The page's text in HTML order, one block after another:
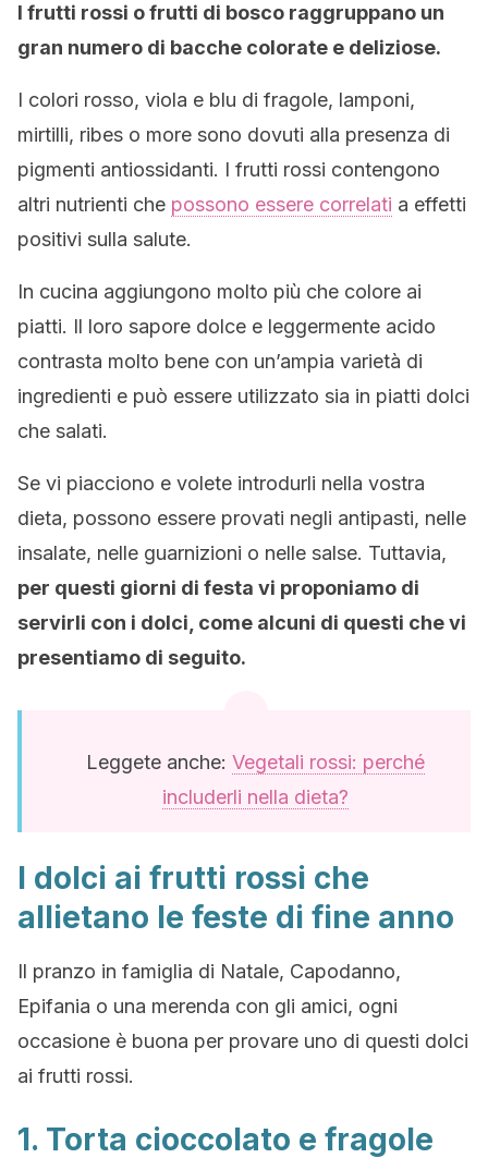
I frutti rossi o frutti di bosco raggruppano un
gran numero di bacche colorate e deliziose.
I colori rosso, viola e blu di fragole, lamponi,
mirtilli, ribes o more sono dovuti alla presenza di
pigmenti antiossidanti. I frutti rossi contengono
altri nutrienti che possono essere correlati a effetti
positivi sulla salute.
In cucina aggiungono molto più che colore ai
piatti. Il loro sapore dolce e leggermente acido
contrasta molto bene con un’ampia varietà di
ingredienti e può essere utilizzato sia in piatti dolci
che salati.
Se vi piacciono e volete introdurli nella vostra
dieta, possono essere provati negli antipasti, nelle
insalate, nelle guarnizioni o nelle salse. Tuttavia,
per questi giorni di festa vi proponiamo di
servirli con i dolci, come alcuni di questi che vi
presentiamo di seguito.
Leggete anche: Vegetali rossi: perché
includerli nella dieta?
I dolci ai frutti rossi che
allietano le feste di fine anno
Il pranzo in famiglia di Natale, Capodanno,
Epifania o una merenda con gli amici, ogni
occasione è buona per provare uno di questi dolci
ai frutti rossi.
1. Torta cioccolato e fragole